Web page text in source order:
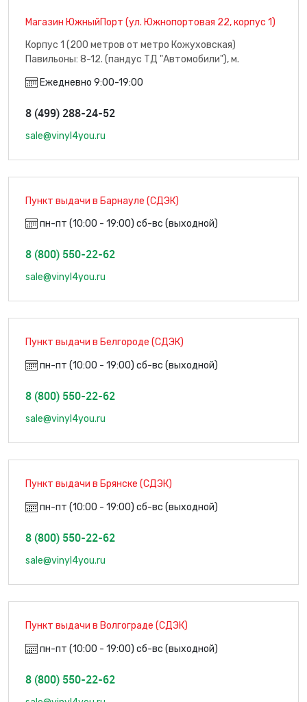
Магазин ЮжныйПорт (ул. Южнопортовая 22, корпус 1)
Корпус 1 (200 метров от метро Кожуховская)
Павильоны: 8-12. (пандус ТД "Автомобили"), м.
Ежедневно 9:00-19:00
8 (499) 288-24-52
sale@vinyl4you.ru
Пункт выдачи в Барнауле (СДЭК)
пн-пт (10:00 - 19:00) сб-вс (выходной)
8 (800) 550-22-62
sale@vinyl4you.ru
Пункт выдачи в Белгороде (СДЭК)
пн-пт (10:00 - 19:00) сб-вс (выходной)
8 (800) 550-22-62
sale@vinyl4you.ru
Пункт выдачи в Брянске (СДЭК)
пн-пт (10:00 - 19:00) сб-вс (выходной)
8 (800) 550-22-62
sale@vinyl4you.ru
Пункт выдачи в Волгограде (СДЭК)
пн-пт (10:00 - 19:00) сб-вс (выходной)
8 (800) 550-22-62